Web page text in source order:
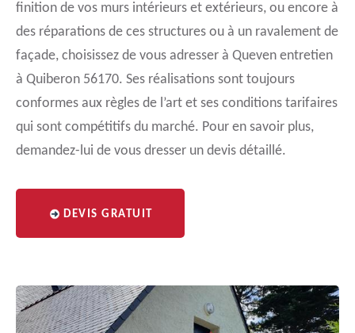
finition de vos murs intérieurs et extérieurs, ou encore à
des réparations de ces structures ou à un ravalement de
façade, choisissez de vous adresser à Queven entretien
à Quiberon 56170. Ses réalisations sont toujours
conformes aux règles de l’art et ses conditions tarifaires
qui sont compétitifs du marché. Pour en savoir plus,
demandez-lui de vous dresser un devis détaillé.
DEVIS GRATUIT